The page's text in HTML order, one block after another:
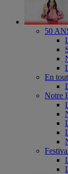
50
En
Notre